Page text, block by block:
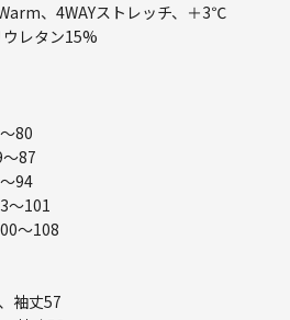
、4WAYストレッチ、＋3℃
レタン15%
80
87
94
～101
～108
袖丈57